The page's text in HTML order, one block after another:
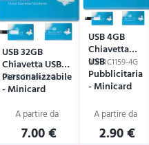
USB 32GB
Chiavetta USB
Personalizzabile
- Minicard
90PRC1159-32G
7.00 €
USB 4GB
Chiavetta
USB
Pubblicitaria
- Minicard
90PRC1159-4G
2.90 €